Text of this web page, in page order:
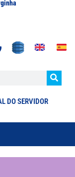
DO SERVIDOR